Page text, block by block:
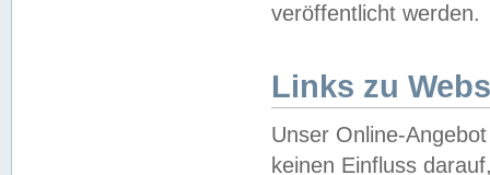
veröffentlicht werden.
Links zu
Unser Online-
keinen Einfluss